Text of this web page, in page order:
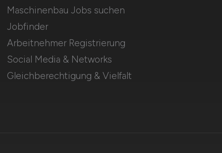
Maschinenbau Jobs suchen
Jobfinder
Arbeitnehmer Registrierung
Social Media & Networks
Gleichberechtigung & Vielfalt